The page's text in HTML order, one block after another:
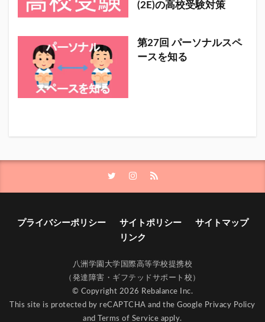
(2E)の高校受験対策
第27回 パーソナルスペ
ースを知る
プライバシーポリシー サイトポリシー
サイトマップ
リンク
八洲学園大学国際高等学校提携校
（発達障害・ギフテッドサポート校）
© Copyright 2026 Rebalance Inc.
This site is protected by reCAPTCHA and the Google Privacy Policy
and
Terms of Service apply.